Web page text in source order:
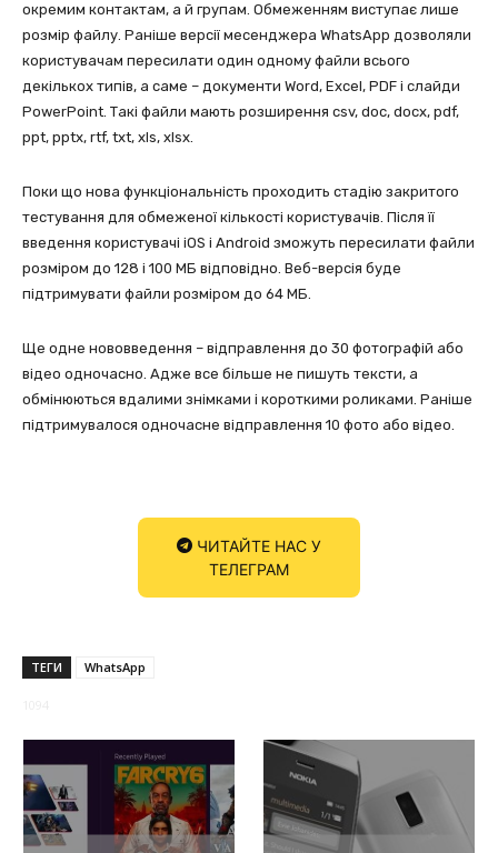
окремим контактам, а й групам. Обмеженням виступає лише
розмір файлу. Раніше версії месенджера WhatsApp дозволяли
користувачам пересилати один одному файли всього
декількох типів, а саме – документи Word, Excel, PDF і слайди
PowerPoint. Такі файли мають розширення csv, doc, docx, pdf,
ppt, pptx, rtf, txt, xls, xlsx.
Поки що нова функціональність проходить стадію закритого
тестування для обмеженої кількості користувачів. Після її
введення користувачі iOS і Android зможуть пересилати файли
розміром до 128 і 100 МБ відповідно. Веб-версія буде
підтримувати файли розміром до 64 МБ.
Ще одне нововведення – відправлення до 30 фотографій або
відео одночасно. Адже все більше не пишуть тексти, а
обмінюються вдалими знімками і короткими роликами. Раніше
підтримувалося одночасне відправлення 10 фото або відео.
ЧИТАЙТЕ НАС У
ТЕЛЕГРАМ
ТЕГИ WhatsApp